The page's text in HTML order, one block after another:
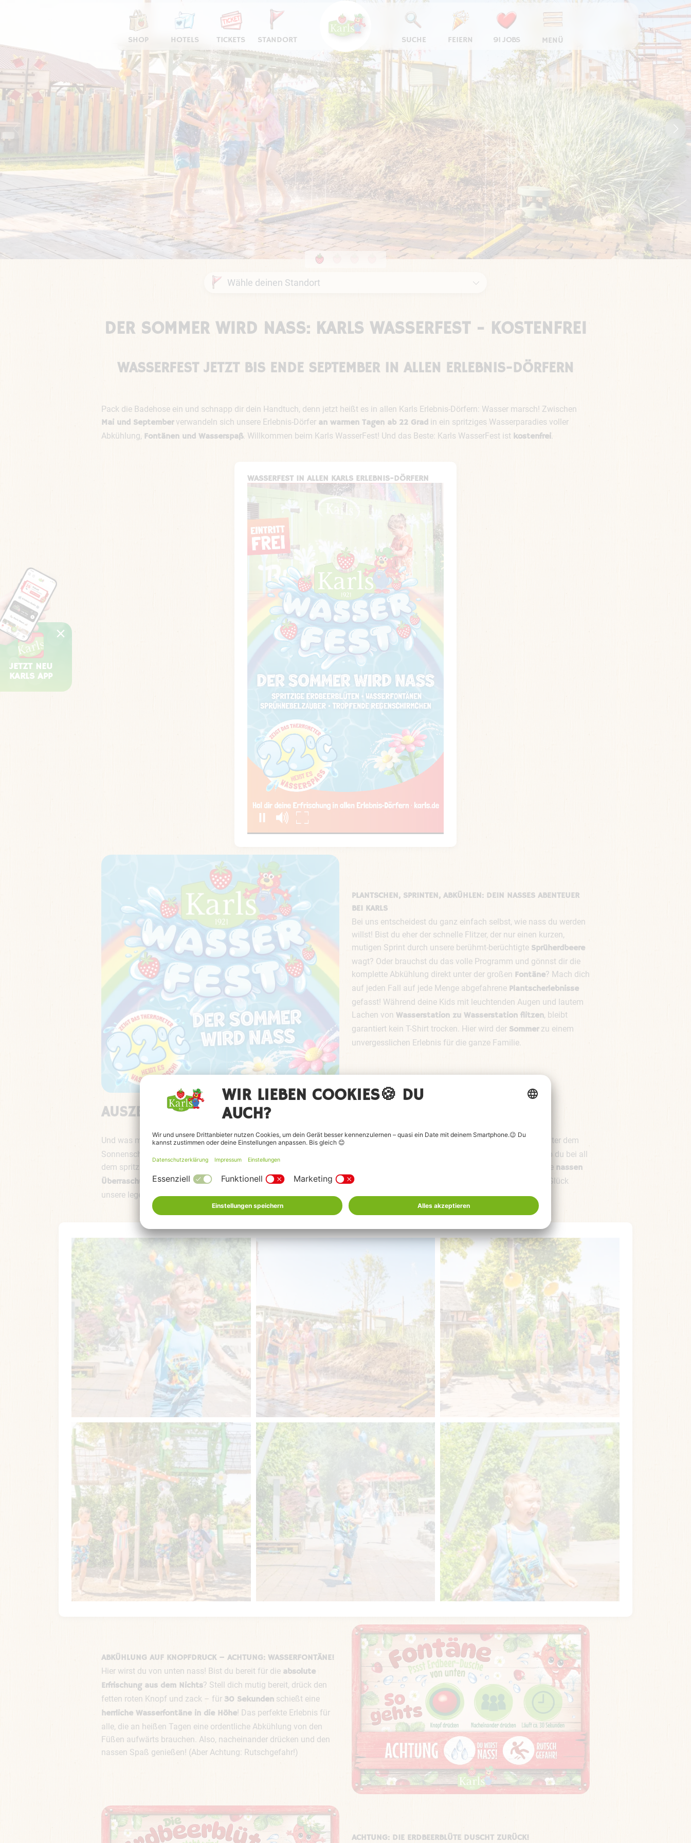
SHOP HOTELS TICKETS STANDORT SUCHE FEIERN 91 JOBS MENÜ
DER SOMMER WIRD NASS: KARLS WASSERFEST - KOSTENFREI
WASSERFEST JETZT BIS ENDE SEPTEMBER IN ALLEN ERLEBNIS-DÖRFERN
Pack die Badehose ein und schnapp dir dein Handtuch, denn jetzt heißt es in allen Karls Erlebnis-Dörfern: Wasser marsch! Zwischen
Mai und Septemberverwandeln sich unsere Erlebnis-Dörfer an warmen Tagen ab 22 Grad in ein spritziges Wasserparadies voller
Abkühlung, Fontänen und Wasserspaß. Willkommen beim Karls WasserFest! Und das Beste: Karls WasserFest ist kostenfrei.
WASSERFEST IN ALLEN KARLS ERLEBNIS-DÖRFERN
PLANTSCHEN, SPRINTEN, ABKÜHLEN: DEIN NASSES ABENTEUER
BEI KARLS
Bei uns entscheidest du ganz einfach selbst, wie nass du werden
willst! Bist du eher der schnelle Flitzer, der nur einen kurzen,
mutigen Sprint durch unsere berühmt-berüchtigte Sprüherdbeere
wagt? Oder brauchst du das volle Programm und gönnst dir die
komplette Abkühlung direkt unter der großen Fontäne? Mach dich
auf jeden Fall auf jede Menge abgefahrene Plantscherlebnisse
gefasst! Während deine Kids mit leuchtenden Augen und lautem
Lachen von Wasserstation zu Wasserstation flitzen, bleibt
garantiert kein T-Shirt trocken. Hier wird der Sommerzu einem
unvergesslichen Erlebnis für die ganze Familie.
AUSZEIT FÜR DIE GROSSEN
Und was machen Mama, Papa, Oma und Opa? Die Großen können sich ganz entspannt mit einem herrlich kühlen Eiscafé
unter dem
Sonnenschirm in den Schatten setzen und das wilde Treiben in Ruhe beobachten. Wobei man ehrlicherweise sagen muss: Ob du bei all
dem spritzigen Übermut um dich herum wirklich komplett trocken bleibst, ist eher fraglich! Aber keine Sorge: Für genau solche nassen
Überraschungen– oder einfach, um deine wilden Wasserratten für eine kurze Pause an den Tisch zu locken – gibt’s ja zum Glück
unsere legendären, oberleckerenErdbeer-Eisbecherals süße Bestechung. Da kann garantiert niemand widerstehen.
ABKÜHLUNG AUF KNOPFDRUCK – ACHTUNG: WASSERFONTÄNE!
Hier wirst du von unten nass! Bist du bereit für die absolute
Erfrischung aus dem Nichts? Stell dich mutig bereit, drück den
fetten roten Knopf und zack – für 30 Sekunden schießt eine
herrliche Wasserfontäne in die Höhe! Das perfekte Erlebnis für
alle, die an heißen Tagen eine ordentliche Abkühlung von den
Füßen aufwärts brauchen. Also, nacheinander drücken und den
nassen Spaß genießen! (Aber Achtung: Rutschgefahr!)
ACHTUNG: DIE ERDBEERBLÜTE DUSCHT ZURÜCK!
JETZT NEU
KARLS APP